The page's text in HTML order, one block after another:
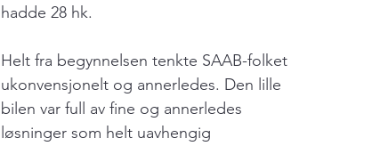
hadde 28 hk.
Helt fra begynnelsen tenkte SAAB-folket
ukonvensjonelt og annerledes. Den lille
bilen var full av fine og annerledes
løsninger som helt uavhengig